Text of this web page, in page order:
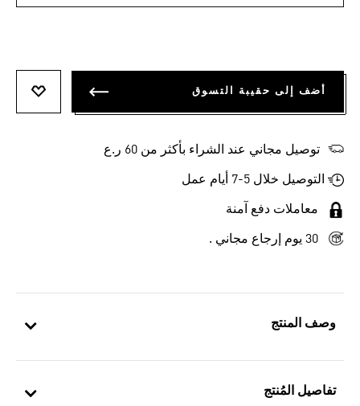
وصف المنتج
تفاصيل المُنتج
أضف إلى حقيبة التسوق
توصيل مجاني عند الشراء بأكثر من 60 ر.ع
التوصيل خلال 5-7 أيام عمل
معاملات دفع آمنة